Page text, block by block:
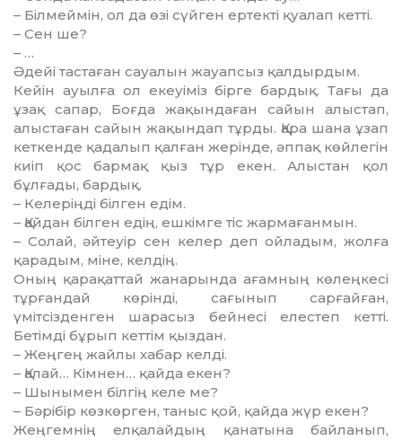
– Білмеймін, ол да өзі сүйген ертекті қуалап кетті.
– Сен ше?
– …
Әдейі тастаған сауалын жауапсыз қалдырдым.
Кейін ауылға ол екеуіміз бірге бардық. Тағы да
ұзақ сапар, Боғда жақындаған сайын алыстап,
алыс­таған сайын жақындап тұрды. Қара шана ұзап
кеткенде қадалып қалған жерінде, әппақ көйлегін
киіп қос бармақ қыз тұр екен. Алыстан қол
бұлғады, бардық.
– Келеріңді білген едім.
– Қайдан білген едің, ешкімге тіс жармағанмын.
– Солай, әйтеуір сен келер деп ойладым, жолға
қарадым, міне, келдің.
Оның қарақаттай жанарында ағамның көлеңкесі
тұрғандай көрін­ді, сағынып сарғайған,
үмітсізденген шарасыз бейнесі елестеп кетті.
Бетім­ді бұрып кеттім қыздан.
– Жеңгең жайлы хабар келді.
– Қалай… Кімнен… қайда екен?
– Шынымен білгің келе ме?
– Бәрібір көзкөрген, таныс қой, қайда жүр екен?
Жеңгемнің елқалайдың қана­тына байланып,